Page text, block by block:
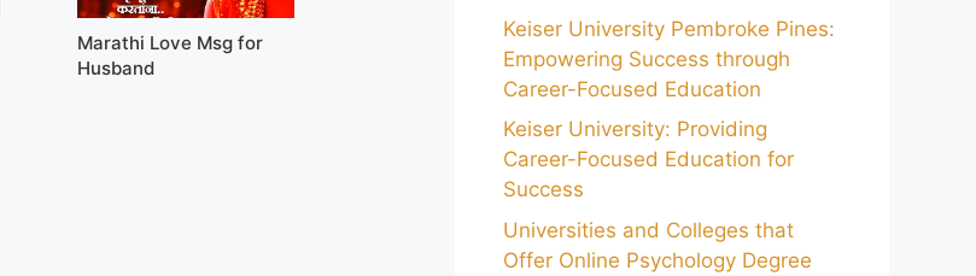
Marathi Love Msg for
Husband
Keiser University Pembroke Pines:
Empowering Success through
Career-Focused Education
Keiser University: Providing
Career-Focused Education for
Success
Universities and Colleges that
Offer Online Psychology Degree